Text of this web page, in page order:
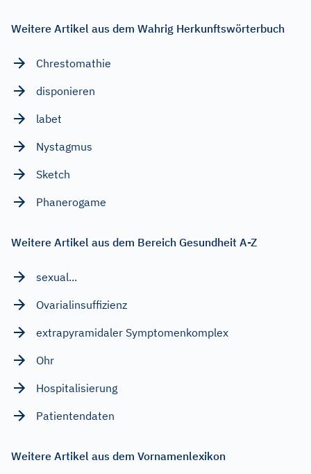
Weitere Artikel aus dem Wahrig Herkunftswörterbuch
Chrestomathie
disponieren
labet
Nystagmus
Sketch
Phanerogame
Weitere Artikel aus dem Bereich Gesundheit A-Z
sexual...
Ovarialinsuffizienz
extrapyramidaler Symptomenkomplex
Ohr
Hospitalisierung
Patientendaten
Weitere Artikel aus dem Vornamenlexikon